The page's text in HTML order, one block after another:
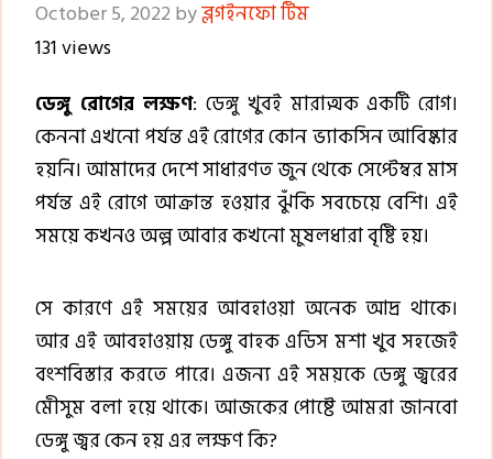
October 5, 2022 byব্লগইনফো টিম
131 views
ডেঙ্গু রোগের লক্ষণ: ডেঙ্গু খুবই মারাত্মক একটি রোগ।
কেননা এখনো পর্যন্ত এই রোগের কোন ভ্যাকসিন আবিষ্কার
হয়নি। আমাদের দেশে সাধারণত জুন থেকে সেপ্টেম্বর মাস
পর্যন্ত এই রোগে আক্রান্ত হওয়ার ঝুঁকি সবচেয়ে বেশি। এই
সময়ে কখনও অল্প আবার কখনো মুষলধারা বৃষ্টি হয়।
সে কারণে এই সময়ের আবহাওয়া অনেক আদ্র থাকে।
আর এই আবহাওয়ায় ডেঙ্গু বাহক এডিস মশা খুব সহজেই
বংশবিস্তার করতে পারে। এজন্য এই সময়কে ডেঙ্গু জ্বরের
মেীসুম বলা হয়ে থাকে। আজকের পোষ্টে আমরা জানবো
ডেঙ্গু জ্বর কেন হয় এর লক্ষণ কি?